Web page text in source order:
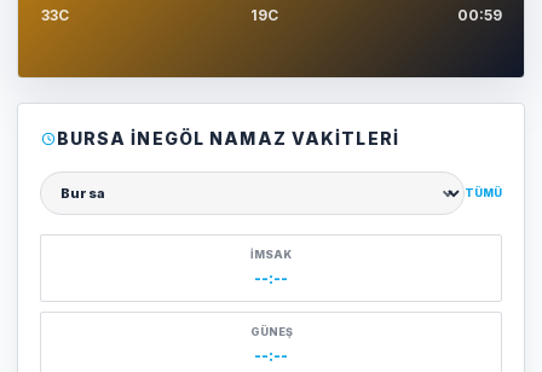
33C 19C 00:59
BURSA İNEGÖL NAMAZ VAKITLERI
Şehir seçin
TÜMÜ
İMSAK
--:--
GÜNEŞ
--:--